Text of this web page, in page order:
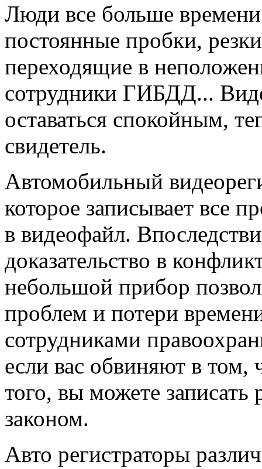
Люди все больше
постоянные пробки,
переходящие в
сотрудники ГИБДД...
оставаться спокойным,
свидетель.
Автомобильный
которое записывает все
в видеофайл.
доказательство в
небольшой прибор
проблем и потери
сотрудниками
если вас обвиняют в том,
того, вы можете записать
законом.
Авто регистраторы